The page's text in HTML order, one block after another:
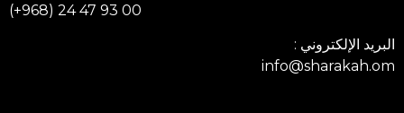
(+968) 24 47 93 00
البريد الإلكتروني :
info@sharakah.om